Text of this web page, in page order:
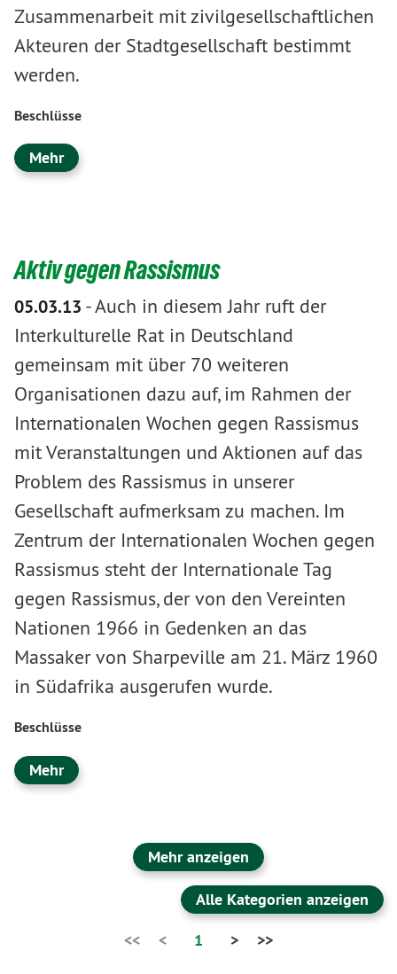
Zusammenarbeit mit zivilgesellschaftlichen
Akteuren der Stadtgesellschaft bestimmt
werden.
Beschlüsse
Mehr
Aktiv gegen Rassismus
05.03.13 -Auch in diesem Jahr ruft der
Interkulturelle Rat in Deutschland
gemeinsam mit über 70 weiteren
Organisationen dazu auf, im Rahmen der
Internationalen Wochen gegen Rassismus
mit Veranstaltungen und Aktionen auf das
Problem des Rassismus in unserer
Gesellschaft aufmerksam zu machen. Im
Zentrum der Internationalen Wochen gegen
Rassismus steht der Internationale Tag
gegen Rassismus, der von den Vereinten
Nationen 1966 in Gedenken an das
Massaker von Sharpeville am 21. März 1960
in Südafrika ausgerufen wurde.
Beschlüsse
Mehr
Mehr anzeigen
Alle Kategorien anzeigen
<<
< 1 > >>